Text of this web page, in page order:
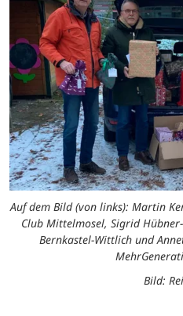
Auf dem Bild (von links): Martin
Club Mittelmosel, Sigrid
Bernkastel-Wittlich und
Bild: